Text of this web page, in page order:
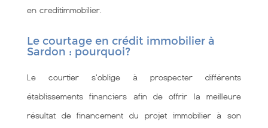
en creditimmobilier.
Le courtage en crédit immobilier à
Sardon : pourquoi?
Le courtier s'oblige à prospecter différents
établissements financiers afin de offrir la meilleure
résultat de financement du projet immobilier à son